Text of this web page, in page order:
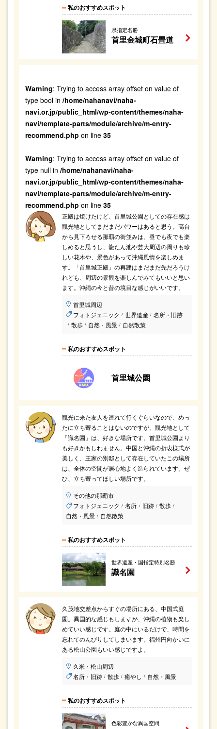
私のおすすめスポット
県指定名勝
首里金城町石畳道
Warning: Trying to access array offset on value of
type bool in /home/nahanavi/naha-
navi.or.jp/public_html/wp-content/themes/naha-
navi/template-parts/module/archive/m-entry-
recommend.php on line 35
Warning: Trying to access array offset on value of
type null in /home/nahanavi/naha-
navi.or.jp/public_html/wp-content/themes/naha-
navi/template-parts/module/archive/m-entry-
recommend.php on line 35
正殿は焼けたけど、首里城公園としての存在感は
観光地としてまだまだパワーはあると思う。高台
から見下ろせる那覇の街並みは、昼でも夜でも楽
しめると思うし、龍たん池や芸大周辺の周りも珍
しい花木や、景色があって沖縄風情を楽しめま
す。「首里城正殿」の再建はまだまだ先だろうけ
れども、周辺の景観を楽しんでみてもいいと思い
ます。沖縄の今と昔の境目な感じがいいです。
首里城周辺
フォトジェニック / 世界遺産 / 名所・旧跡
/ 散歩 / 自然・風景 / 自然散策
私のおすすめスポット
首里城公園
観光に来た友人を連れて行くぐらいなので、めっ
たに立ち寄ることはないのですが、観光地として
「識名園」は、好きな場所です。首里城公園より
も好きかもしれません。中国と沖縄の折衷様式が
美しく、王家の別邸として存在していたこの場所
は、全体の空間が居心地よく造られています。ぜ
ひ、立ち寄ってほしい場所です。
その他の那覇市
フォトジェニック / 名所・旧跡 / 散歩 /
自然・風景 / 自然散策
私のおすすめスポット
世界遺産・国指定特別名勝
識名園
久茂地交差点からすぐの場所にある、中国式庭
園。異国的な感じもしますが、沖縄の植物も楽し
めていい感じです。庭の中にいるだけで、時間を
忘れてのんびりしてしまいます。福州円向かいに
ある松山公園もいい感じですよ。
久米・松山周辺
名所・旧跡 / 散歩 / 癒やし / 自然・風景
私のおすすめスポット
色彩豊かな異国空間